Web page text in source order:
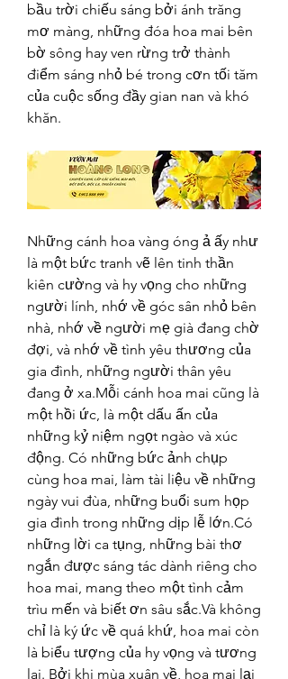
bầu trời chiếu sáng bởi ánh trăng
mơ màng, những đóa hoa mai bên
bờ sông hay ven rừng trở thành
điểm sáng nhỏ bé trong cơn tối tăm
của cuộc sống đầy gian nan và khó
khăn.
Những cánh hoa vàng óng ả ấy như
là một bức tranh vẽ lên tinh thần
kiên cường và hy vọng cho những
người lính, nhớ về góc sân nhỏ bên
nhà, nhớ về người mẹ già đang chờ
đợi, và nhớ về tình yêu thương của
gia đình, những người thân yêu
đang ở xa.Mỗi cánh hoa mai cũng là
một hồi ức, là một dấu ấn của
những kỷ niệm ngọt ngào và xúc
động. Có những bức ảnh chụp
cùng hoa mai, làm tài liệu về những
ngày vui đùa, những buổi sum họp
gia đình trong những dịp lễ lớn.Có
những lời ca tụng, những bài thơ
ngắn được sáng tác dành riêng cho
hoa mai, mang theo một tình cảm
trìu mến và biết ơn sâu sắc.Và không
chỉ là ký ức về quá khứ, hoa mai còn
là biểu tượng của hy vọng và tương
lai. Bởi khi mùa xuân về, hoa mai lại